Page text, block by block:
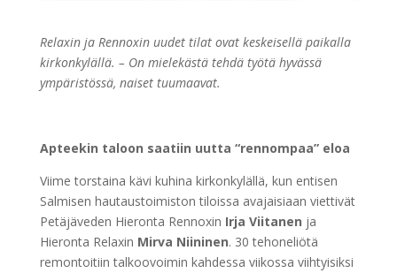
Relaxin ja Rennoxin uudet tilat ovat keskeisellä paikalla
kirkonkylällä. – On mielekästä tehdä työtä hyvässä
ympäristössä, naiset tuumaavat.
Apteekin taloon saatiin uutta “rennompaa” eloa
Viime torstaina kävi kuhina kirkonkylällä, kun entisen
Salmisen hautaustoimiston tiloissa avajaisiaan viettivät
Petäjäveden Hieronta Rennoxin Irja Viitanen ja
Hieronta Relaxin Mirva Niininen. 30 tehoneliötä
remontoitiin talkoovoimin kahdessa viikossa viihtyisiksi